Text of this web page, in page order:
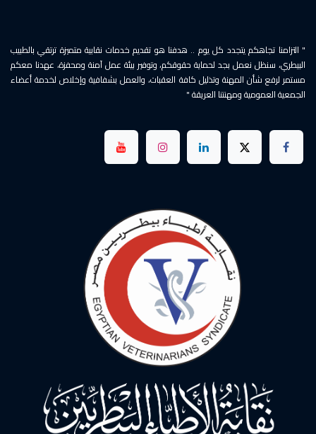
" التزامنا تجاهكم يتجدد كل يوم .. هدفنا هو تقديم خدمات نقابية متميزة ترتقي بالطبيب
البيطري، سنظل نعمل بجد لحماية حقوقكم، وتوفير بيئة عمل آمنة ومحفزة، عهدنا معكم
مستمر لرفع شأن المهنة وتذليل كافة العقبات، والعمل بشفافية وإخلاص لخدمة أعضاء
الجمعية العمومية ومهنتنا العريقة "